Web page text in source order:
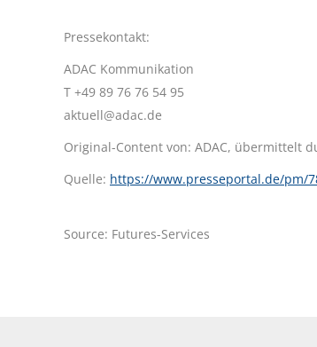
Pressekontakt:
ADAC Kommunikation
T +49 89 76 76 54 95
aktuell@adac.de
Original-Content von: ADAC, übermittelt
Quelle: https://www.presseportal.de/pm/
Source: Futures-Services